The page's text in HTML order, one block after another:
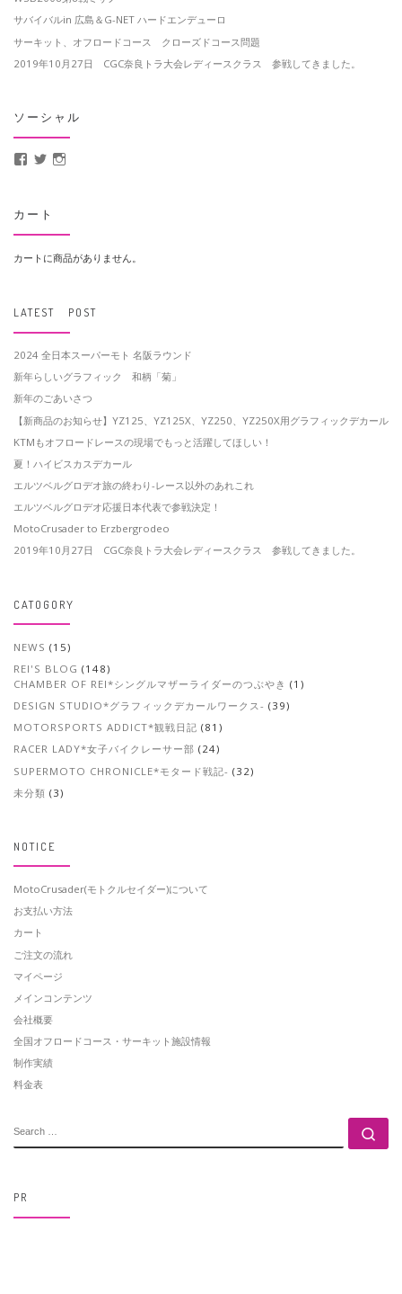
サバイバルin 広島＆G-NET ハードエンデューロ
サーキット、オフロードコース クローズドコース問題
2019年10月27日 CGC奈良トラ大会レディースクラス 参戦してきました。
ソーシャル
MotoCrusader さんのプロフィールを Facebook で表示
@MotoCrusader さんのプロフィールを Twitter で表示
カート
カートに商品がありません。
LATEST POST
2024 全日本スーパーモト 名阪ラウンド
新年らしいグラフィック 和柄「菊」
新年のごあいさつ
【新商品のお知らせ】YZ125、YZ125X、YZ250、YZ250X用グラフィックデカール
KTMもオフロードレースの現場でもっと活躍してほしい！
夏！ハイビスカスデカール
エルツベルグロデオ旅の終わり-レース以外のあれこれ
エルツベルグロデオ応援日本代表で参戦決定！
MotoCrusader to Erzbergrodeo
2019年10月27日 CGC奈良トラ大会レディースクラス 参戦してきました。
CATOGORY
NEWS (15)
REI'S BLOG (148)
CHAMBER OF REI*シングルマザーライダーのつぶやき (1)
DESIGN STUDIO*グラフィックデカールワークス- (39)
MOTORSPORTS ADDICT*観戦日記 (81)
RACER LADY*女子バイクレーサー部 (24)
SUPERMOTO CHRONICLE*モタード戦記- (32)
未分類 (3)
NOTICE
MotoCrusader(モトクルセイダー)について
お支払い方法
カート
ご注文の流れ
マイページ
メインコンテンツ
会社概要
全国オフロードコース・サーキット施設情報
制作実績
料金表
PR